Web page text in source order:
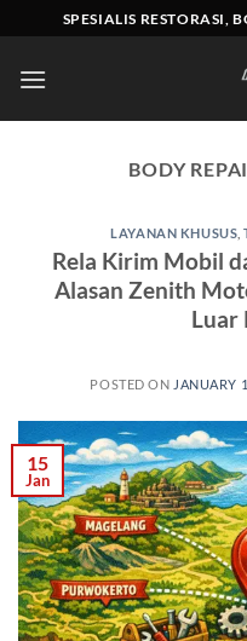
to
content
SPESIALIS RESTORASI,
BODY
LAYANAN KHUSUS ,
Rela Kirim Mobil
Alasan Zenith
Luar
POSTED ON JANUARY
15
Jan